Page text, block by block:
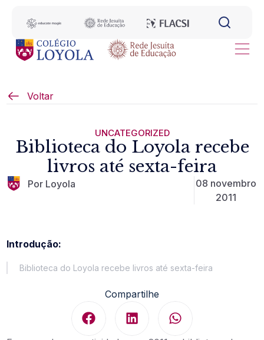
Voltar
UNCATEGORIZED
Biblioteca do Loyola recebe
livros até sexta-feira
Por Loyola
08 novembro
2011
Introdução:
Biblioteca do Loyola recebe livros até sexta-feira
Compartilhe